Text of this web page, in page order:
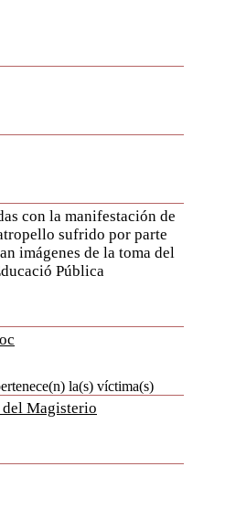
con la manifestación de
sufrido por parte
imágenes de la toma del
Pública
la(s) víctima(s)
Magisterio